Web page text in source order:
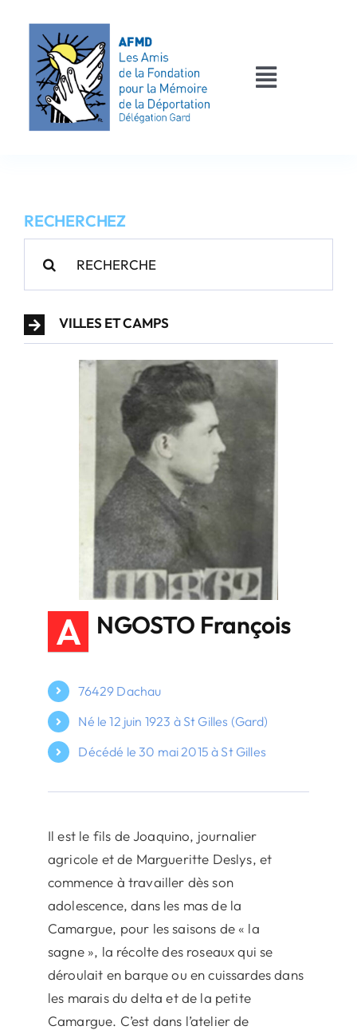
contenu
Toggle
AFMD 30
Les victimes
RECHERCHEZ
VILLES ET CAMPS
A NGOSTO François
76429 Dachau
Né le 12 juin 1923 à St Gilles (Gard)
Décédé le 30 mai 2015 à St Gilles
Il est le fils de Joaquino, journalier
agricole et de Margueritte Deslys, et
commence à travailler dès son
adolescence, dans les mas de la
Camargue, pour les saisons de « la
sagne », la récolte des roseaux qui se
déroulait en barque ou en cuissardes dans
les marais du delta et de la petite
Camargue. C’est dans l’atelier de